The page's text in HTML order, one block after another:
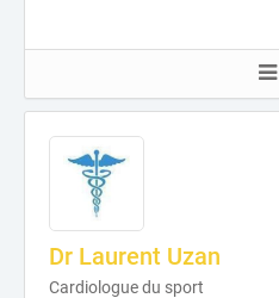
Dr Laurent Uzan
Cardiologue du sport